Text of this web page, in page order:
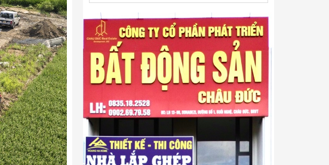
sân bay Gia Bình với Thủ đô Hà Nội. Đến nay, công
tác giải phóng mặt bằng và chuẩn bị đầu tư của dự
án đã ghi nhận nhiều kết...